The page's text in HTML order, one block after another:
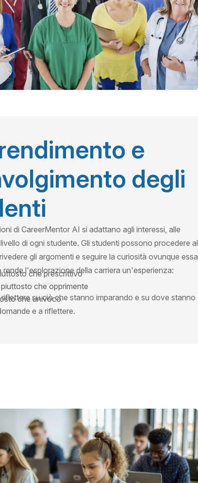
e
degli
di CareerMentor AI si adattano agli interessi, alle
di ogni studente. Gli studenti possono procedere al
gli argomenti e seguire la curiosità ovunque essa
rende l'esplorazione della carriera un'esperienza:
che prescrittivo
che opprimente
che univoco
su ciò che stanno imparando e su dove stanno
e a riflettere.